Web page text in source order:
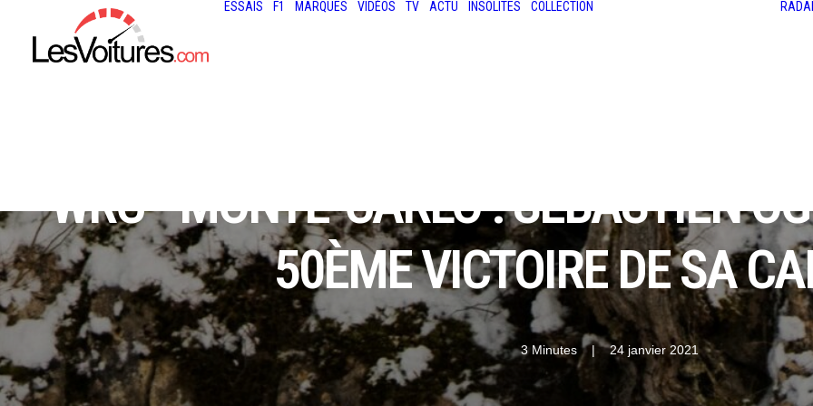
ESSAIS F1 MARQUES VIDÉOS TV ACTU INSOLITES COLLECTION
WRC - MONTE-CARLO : SÉBASTIEN
50ÈME VICTOIRE DE SA
3 Minutes | 24 janvier 2021